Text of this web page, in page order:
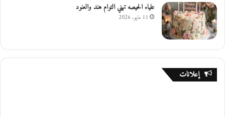
علياء الحيصه تهني التوام هند والعنود
11 مايو، 2026
إعلانات